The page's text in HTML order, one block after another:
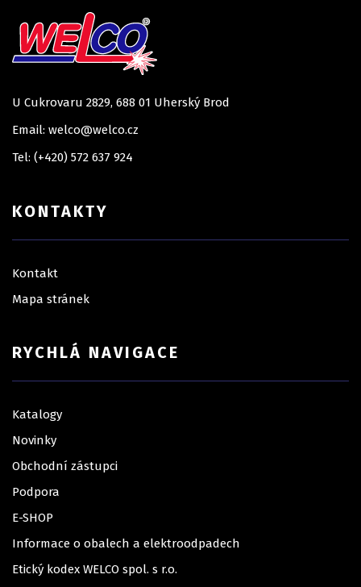
U Cukrovaru 2829, 688 01 Uherský Brod
Email: welco@welco.cz
Tel: (+420) 572 637 924
KONTAKTY
Kontakt
Mapa stránek
RYCHLÁ NAVIGACE
Katalogy
Novinky
Obchodní zástupci
Podpora
E-SHOP
Informace o obalech a elektroodpadech
Etický kodex WELCO spol. s r.o.